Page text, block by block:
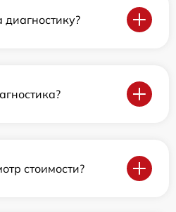
стоимости?